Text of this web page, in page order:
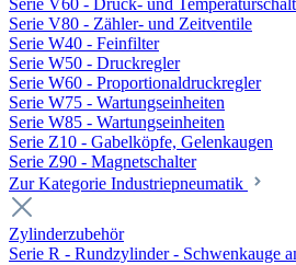
Serie V60 - Druck- und
Serie V80 - Zähler- und Zeitventile
Serie W40 - Feinfilter
Serie W50 - Druckregler
Serie W60 - Proportionaldruckregler
Serie W75 - Wartungseinheiten
Serie W85 - Wartungseinheiten
Serie Z10 - Gabelköpfe, Gelenkaugen
Serie Z90 - Magnetschalter
Zur Kategorie Industriepneumatik
Zylinderzubehör
Serie R - Rundzylinder - Schwenkauge